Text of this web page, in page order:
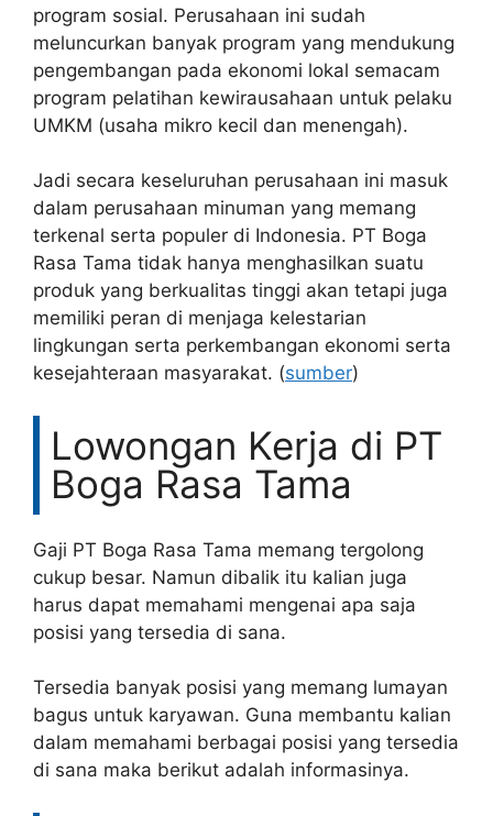
program sosial. Perusahaan ini sudah
meluncurkan banyak program yang mendukung
pengembangan pada ekonomi lokal semacam
program pelatihan kewirausahaan untuk pelaku
UMKM (usaha mikro kecil dan menengah).
Jadi secara keseluruhan perusahaan ini masuk
dalam perusahaan minuman yang memang
terkenal serta populer di Indonesia. PT Boga
Rasa Tama tidak hanya menghasilkan suatu
produk yang berkualitas tinggi akan tetapi juga
memiliki peran di menjaga kelestarian
lingkungan serta perkembangan ekonomi serta
kesejahteraan masyarakat. (sumber)
Lowongan Kerja di PT
Boga Rasa Tama
Gaji PT Boga Rasa Tama memang tergolong
cukup besar. Namun dibalik itu kalian juga
harus dapat memahami mengenai apa saja
posisi yang tersedia di sana.
Tersedia banyak posisi yang memang lumayan
bagus untuk karyawan. Guna membantu kalian
dalam memahami berbagai posisi yang tersedia
di sana maka berikut adalah informasinya.